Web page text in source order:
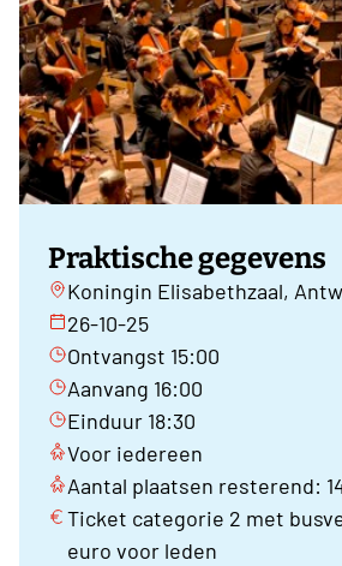
Praktische gegevens
Koningin Elisabethzaal,
26-10-25
Ontvangst 15:00
Aanvang 16:00
Einduur 18:30
Voor iedereen
Aantal plaatsen resterend:
Ticket categorie 2 met
euro voor leden